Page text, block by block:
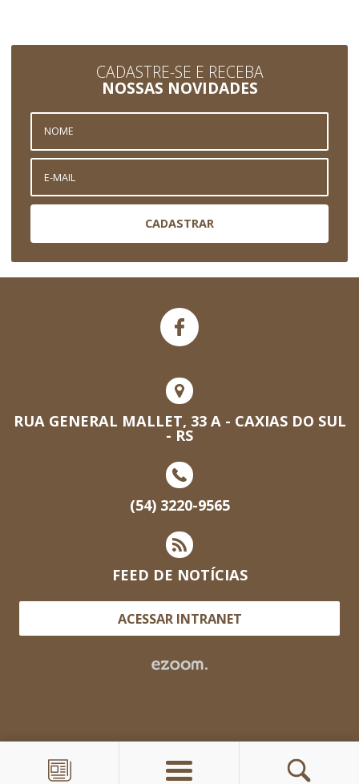
CADASTRE-SE E RECEBA
NOSSAS NOVIDADES
CADASTRAR
RUA GENERAL MALLET, 33 A - CAXIAS DO SUL
- RS
(54) 3220-9565
FEED DE NOTÍCIAS
ACESSAR INTRANET